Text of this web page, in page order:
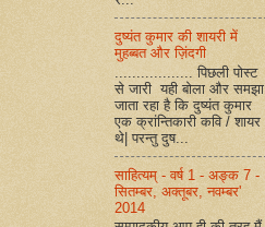
दुष्यंत कुमार की शायरी में
मुहब्बत और ज़िंदगी
.................. पिछली पोस्ट
से जारी यही बोला और समझा
जाता रहा है कि दुष्यंत कुमार
एक क्रांन्तिकारी कवि / शायर
थे| परन्तु दुष...
साहित्यम् - वर्ष 1 - अङ्क 7 -
सितम्बर, अक्तूबर, नवम्बर'
2014